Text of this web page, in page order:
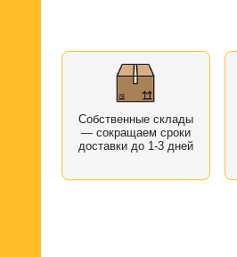
Собственные склады
— сокращаем сроки
доставки до 1-3 дней